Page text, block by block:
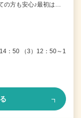
の方も安心♪最初は…
：50 （3）12：50～1